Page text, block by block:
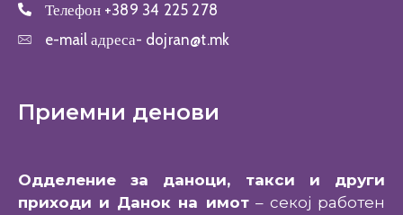
Телефон +389 34 225 278
e-mail адреса- dojran@t.mk
Приемни денови
Одделение за даноци, такси и други
приходи и Данок на имот– секој работен